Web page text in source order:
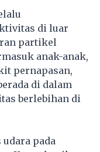
di luar
partikel
anak-anak,
pernapasan,
di dalam
berlebihan di
pada